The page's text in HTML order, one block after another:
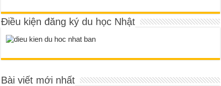
Điều kiện đăng ký du học Nhật
Bài viết mới nhất